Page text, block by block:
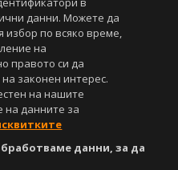
използвани в него, са
право и сродните му права.
и други текстови, графични и
са собственост на Агенция
друго. Допуска се
данни. Можете да
избор по всяко време,
на
правото си да
законен интерес.
на нашите
на данните за
данни, за да